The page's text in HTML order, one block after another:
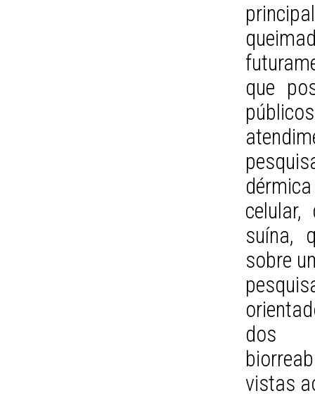
que
suína,
sobre
dos
vistas